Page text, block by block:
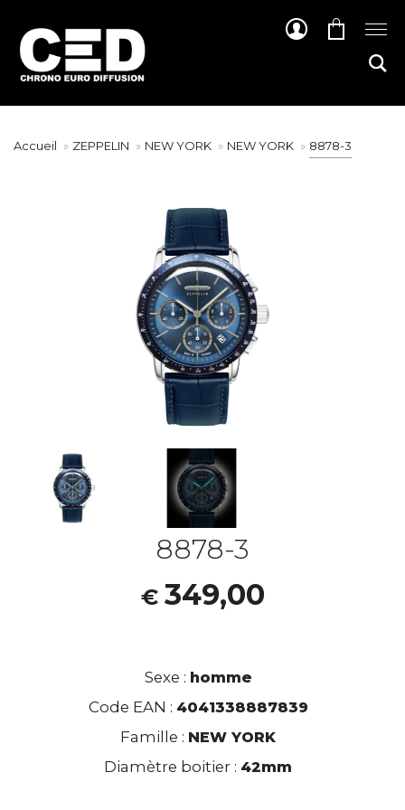
Accueil ZEPPELIN NEW YORK NEW YORK 8878-3
8878-3
€ 349,00
Sexe : homme
Code EAN : 4041338887839
Famille : NEW YORK
Diamètre boitier : 42mm